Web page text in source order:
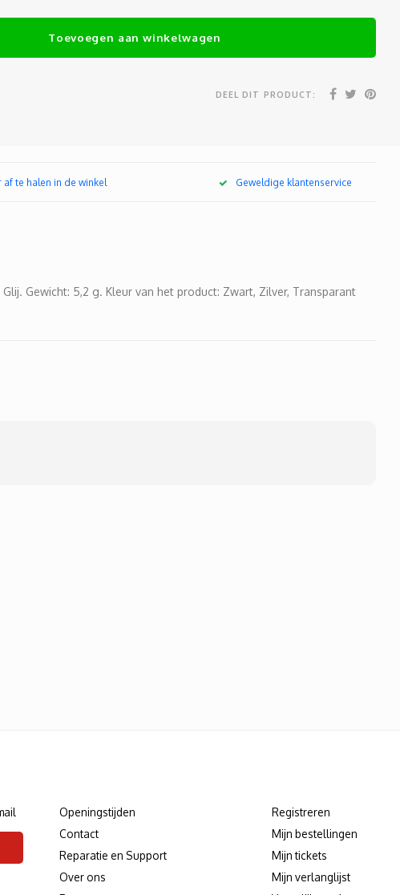
Toevoegen aan winkelwagen
DEEL DIT PRODUCT:
af te halen in de winkel Geweldige klantenservice
Glij. Gewicht: 5,2 g. Kleur van het product: Zwart, Zilver, Transparant
Openingstijden
Contact
Reparatie en Support
Over ons
Registreren
Mijn bestellingen
Mijn tickets
Mijn verlanglijst